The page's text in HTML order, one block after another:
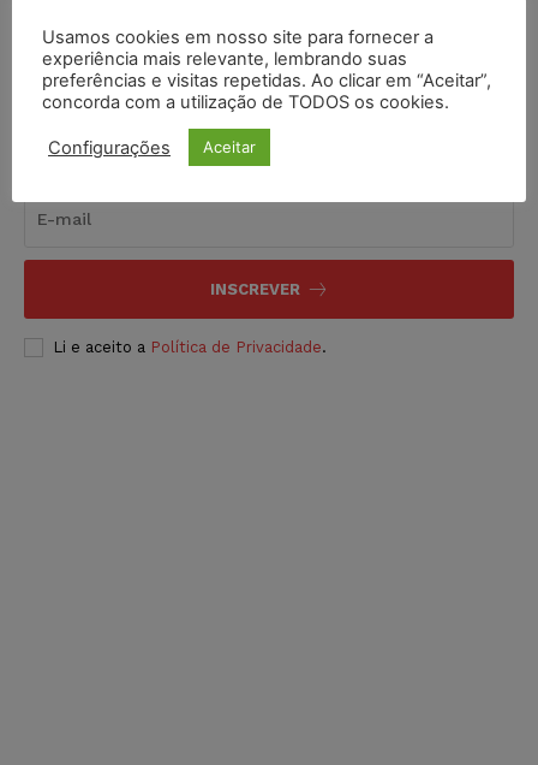
Inscreva-se
INSCREVER
Li e aceito a Política de Privacidade.
Usamos cookies em nosso site para fornecer a
experiência mais relevante, lembrando suas
preferências e visitas repetidas. Ao clicar em “Aceitar”,
concorda com a utilização de TODOS os cookies.
Configurações Aceitar